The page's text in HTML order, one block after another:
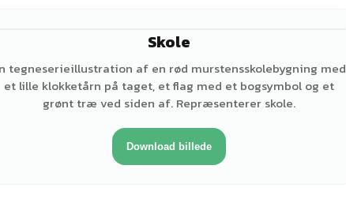
Skole
tegneserieillustration af en rød murstensskolebygning med
et lille klokketårn på taget, et flag med et bogsymbol og et
grønt træ ved siden af. Repræsenterer skole.
Download billede